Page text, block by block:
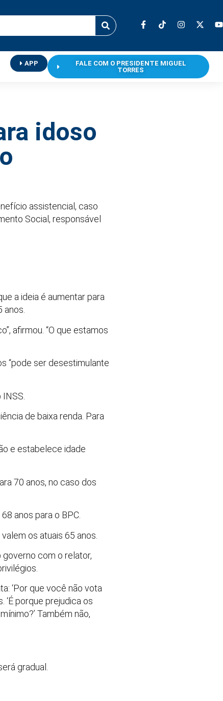
APP
FALE COM O PRESIDENTE MIGUEL
TORRES
idoso
assistencial, caso
Social, responsável
a ideia é aumentar para
anos.
afirmou. “O que estamos
“pode ser desestimulante
de baixa renda. Para
e estabelece idade
70 anos, no caso dos
anos para o BPC.
os atuais 65 anos.
com o relator,
‘Por que você não vota
‘É porque prejudica os
Também não,
gradual.